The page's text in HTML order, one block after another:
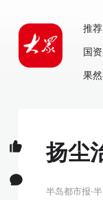
推荐
国资
果
扬尘
半岛都市报·